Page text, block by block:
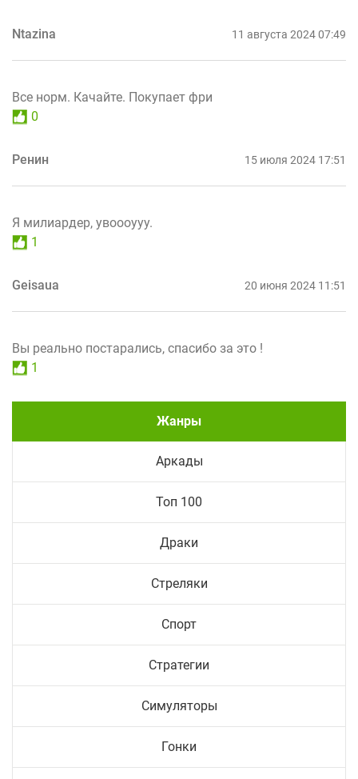
Ntazina 11 августа 2024 07:49
Все норм. Качайте. Покупает фри
0
Ренин 15 июля 2024 17:51
Я милиардер, увоооууу.
1
Geisaua 20 июня 2024 11:51
Вы реально постарались, спасибо за это !
1
Жанры
Аркады
Топ 100
Драки
Стреляки
Спорт
Стратегии
Симуляторы
Гонки